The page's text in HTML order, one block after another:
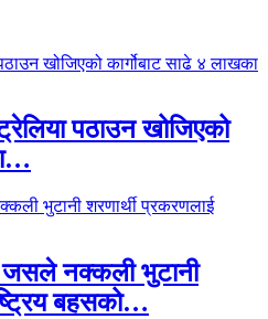
पठाउन खोजिएको
जसले नक्कली भुटानी
बहसको…